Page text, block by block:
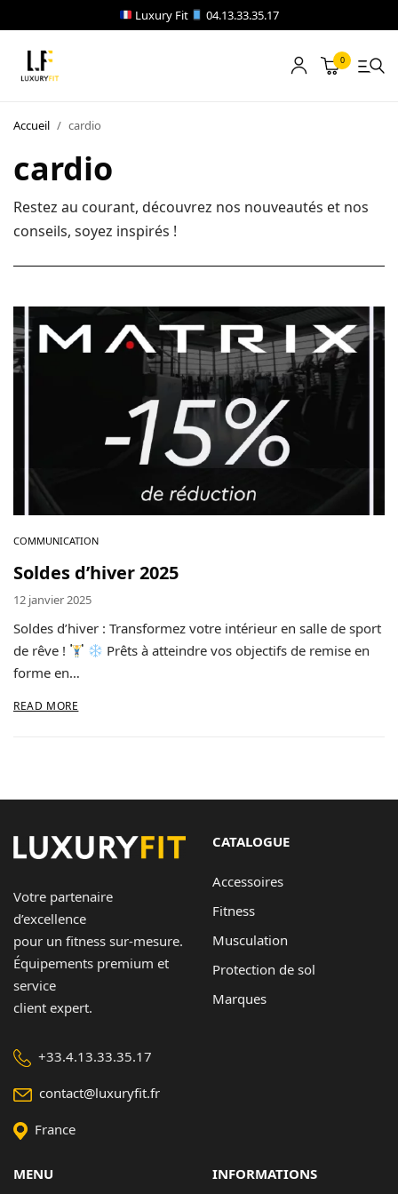
Luxury Fit 04.13.33.35.17
0
Accueil / cardio
cardio
Restez au courant, découvrez nos nouveautés et nos
conseils, soyez inspirés !
COMMUNICATION
Soldes d’hiver 2025
12 janvier 2025
Soldes d’hiver : Transformez votre intérieur en salle de sport
de rêve !
Prêts à atteindre vos objectifs de remise en
forme en…
READ MORE
Votre partenaire
d’excellence
pour un fitness sur-mesure.
Équipements premium et
service
client expert.
+33.4.13.33.35.17
contact@luxuryfit.fr
France
CATALOGUE
Accessoires
Fitness
Musculation
Protection de sol
Marques
MENU INFORMATIONS
LOCATION
NOTRE CATALOGUE
A PROPOS
CONTACT
Blog
Boutique
Copyright © 2024 Luxury Fit. All rights reserved.